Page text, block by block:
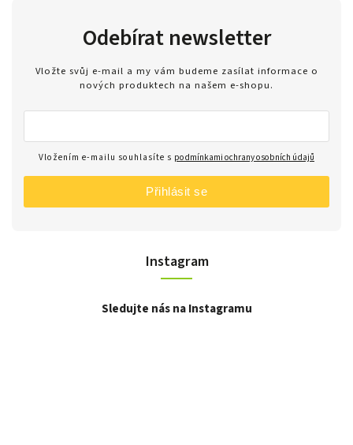
Instagram
Sledujte nás na Instagramu
Odebírat newsletter
Vložte svůj e-mail a my vám budeme zasílat informace o
nových produktech na našem e-shopu.
Vložením e-mailu souhlasíte s podmínkami ochrany osobních údajů
Přihlásit se